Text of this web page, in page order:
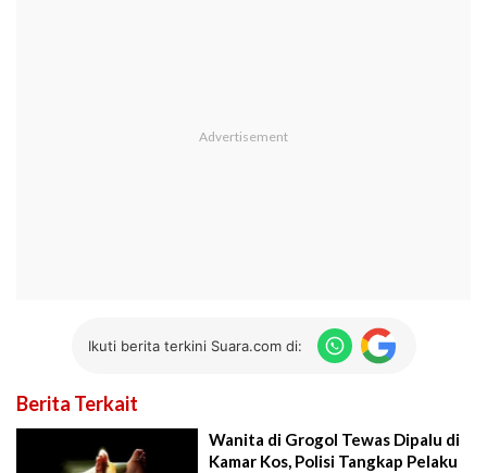
Ikuti berita terkini Suara.com di:
Berita Terkait
Wanita di Grogol Tewas Dipalu di
Kamar Kos, Polisi Tangkap Pelaku